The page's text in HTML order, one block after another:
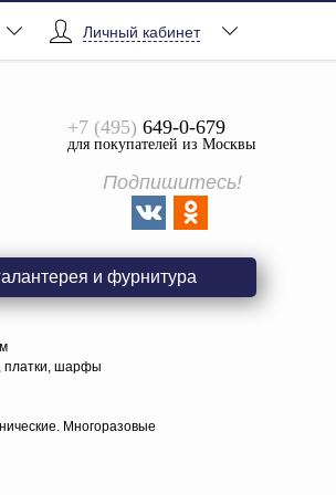
Личный кабинет
+7 (495) 649-0-679
для покупателей из Москвы
Подпишитесь!
и фурнитура
платки, шарфы
Многоразовые